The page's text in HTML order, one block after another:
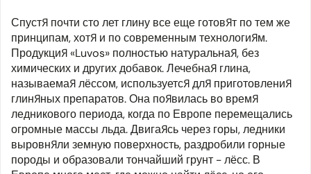
Спустя почти сто лет глину все еще готовят по тем же
принципам, хотя и по современным технологиям.
Продукция «Luvos» полностью натуральная, без
химических и других добавок. Лечебная глина,
называемая лёссом, используется для приготовления
глиняных препаратов. Она появилась во время
ледникового периода, когда по Европе перемещались
огромные массы льда. Двигаясь через горы, ледники
выровняли земную поверхность, раздробили горные
породы и образовали тончайший грунт - лёсс. В